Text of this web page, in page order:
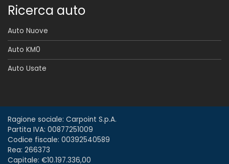
Ricerca auto
Auto Nuove
Auto KM0
Auto Usate
Ragione sociale: Carpoint S.p.A.
Partita IVA: 00877251009
Codice fiscale: 00392540589
Rea: 266373
Capitale: €10.197.336,00